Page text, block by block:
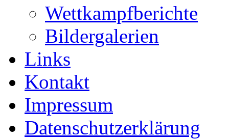
Wettkampfberichte
Bildergalerien
Links
Kontakt
Impressum
Datenschutzerklärung